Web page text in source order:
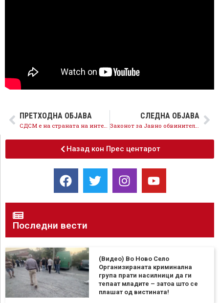
ПРЕТХОДНА ОБЈАВА
СДСМ е на страната на интересите на граѓаните, присилното извршување намалено од 1/3 на 1/5 од примањата
СЛЕДНА ОБЈАВА
Законот за Јавно обвинителство е важен за зајакнување на правната држава и треба да биде донесен
Назад кон Прес центарот
Последни вести
(Видео) Во Ново Село
Организираната криминална
група прати насилници да ги
тепаат младите – затоа што се
плашат од вистината!